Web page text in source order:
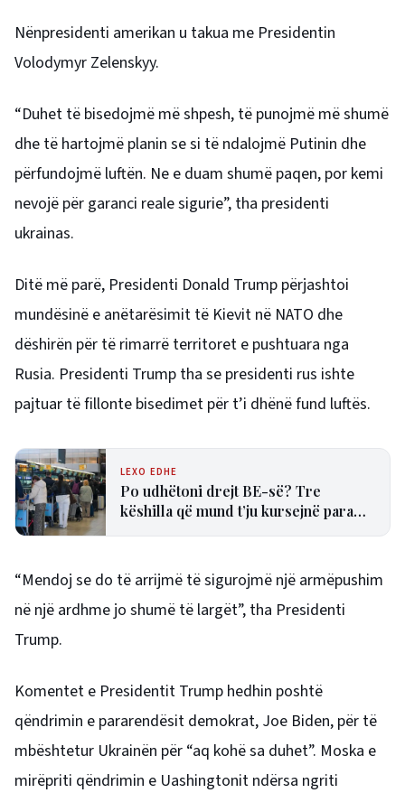
Nënpresidenti amerikan u takua me Presidentin
Volodymyr Zelenskyy.
“Duhet të bisedojmë më shpesh, të punojmë më shumë
dhe të hartojmë planin se si të ndalojmë Putinin dhe
përfundojmë luftën. Ne e duam shumë paqen, por kemi
nevojë për garanci reale sigurie”, tha presidenti
ukrainas.
Ditë më parë, Presidenti Donald Trump përjashtoi
mundësinë e anëtarësimit të Kievit në NATO dhe
dëshirën për të rimarrë territoret e pushtuara nga
Rusia. Presidenti Trump tha se presidenti rus ishte
pajtuar të fillonte bisedimet për t’i dhënë fund luftës.
LEXO EDHE
Po udhëtoni drejt BE-së? Tre
këshilla që mund t’ju kursejnë para
“Mendoj se do të arrijmë të sigurojmë një armëpushim
në një ardhme jo shumë të largët”, tha Presidenti
Trump.
Komentet e Presidentit Trump hedhin poshtë
qëndrimin e pararendësit demokrat, Joe Biden, për të
mbështetur Ukrainën për “aq kohë sa duhet”. Moska e
mirëpriti qëndrimin e Uashingtonit ndërsa ngriti